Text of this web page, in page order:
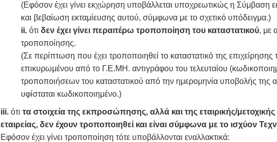
(Εφόσον έχει γίνει εκχώρηση υποβάλλεται υποχρεωτικώς η Σύμβαση
και βεβαίωση εκταμίευσης αυτού, σύμφωνα με το σχετικό υπόδειγμα.)
ii.ότι δεν έχει γίνει περαιτέρω τροποποίηση του καταστατικού, με
τροποποίησης.
(Σε περίπτωση που έχει τροποποιηθεί το καταστατικό της
επικυρωμένου από το Γ.Ε.ΜΗ. αντιγράφου του τελευταίου
τροποποιήσεων του καταστατικού από την ημερομηνία υποβολής της
υφίσταται κωδικοποιημένο.)
iii.ότι τα στοιχεία της εκπροσώπησης, αλλά και της εταιρικής/
εταιρείας, δεν έχουν τροποποιηθεί και είναι σύμφωνα με το ισχύον
Εφόσον έχει γίνει τροποποίηση τότε υποβάλλονται εναλλακτικά: